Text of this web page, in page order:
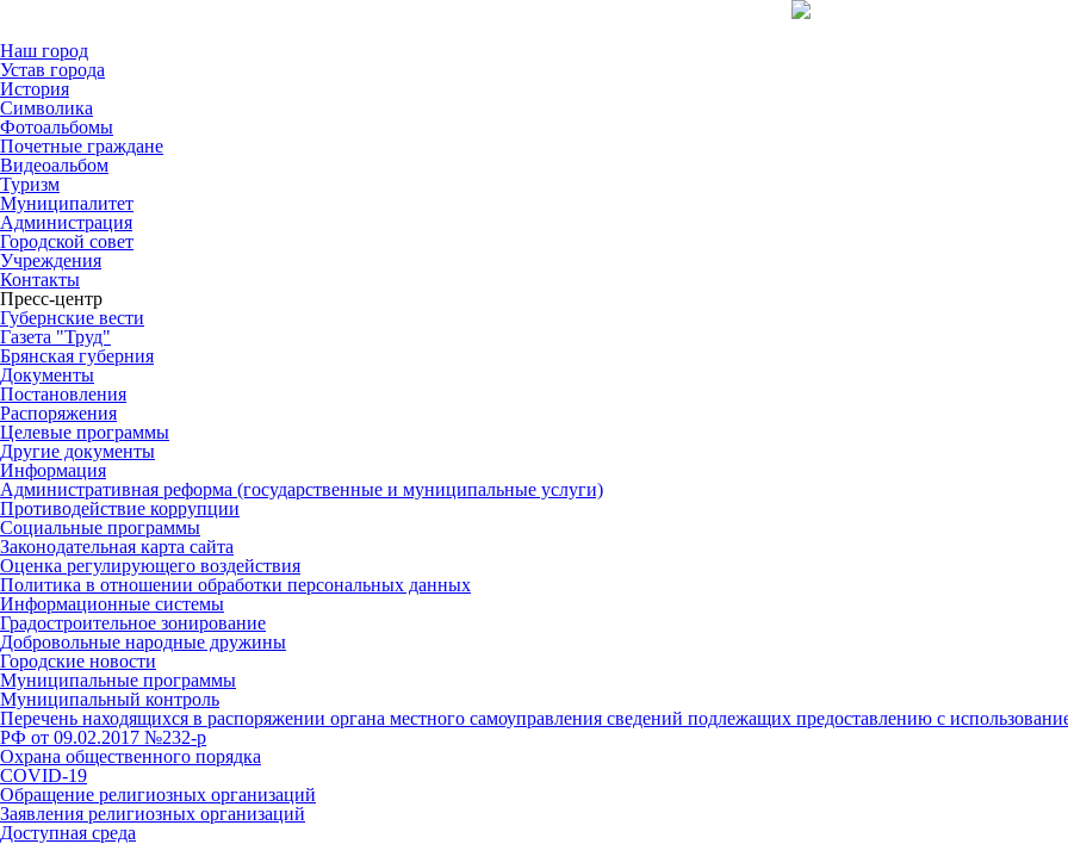
Наш город
Устав города
История
Символика
Фотоальбомы
Почетные граждане
Видеоальбом
Туризм
Муниципалитет
Администрация
Городской совет
Учреждения
Контакты
Пресс-центр
Губернские вести
Газета "Труд"
Брянская губерния
Документы
Постановления
Распоряжения
Целевые программы
Другие документы
Информация
Административная реформа (государственные и муниципальные услуги)
Противодействие коррупции
Социальные программы
Законодательная карта сайта
Оценка регулирующего воздействия
Политика в отношении обработки персональных данных
Информационные системы
Градостроительное зонирование
Добровольные народные дружины
Городские новости
Муниципальные программы
Муниципальный контроль
Перечень находящихся в распоряжении органа местного самоуправления сведений подлежащих предоставлению с
РФ от 09.02.2017 №232-р
Охрана общественного порядка
COVID-19
Обращение религиозных организаций
Заявления религиозных организаций
Доступная среда